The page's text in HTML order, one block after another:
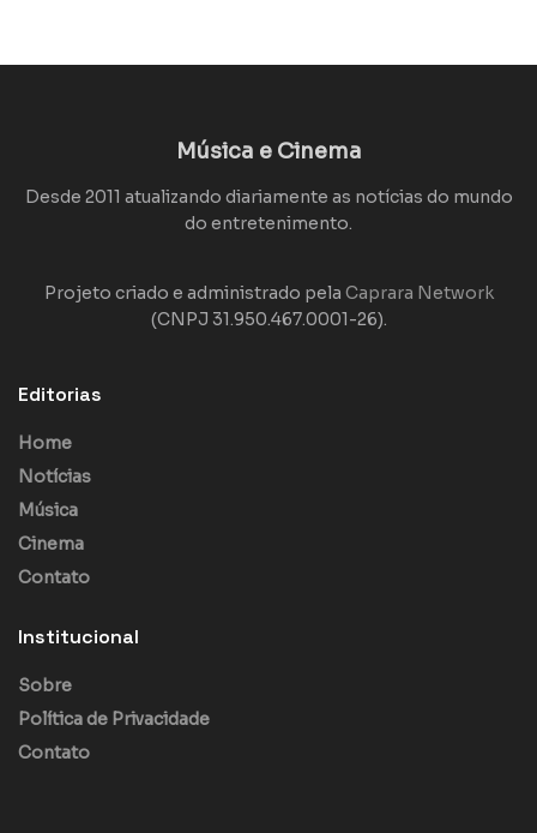
Música e Cinema
Desde 2011 atualizando diariamente as notícias do mundo
do entretenimento.
Projeto criado e administrado pela Caprara Network
(CNPJ 31.950.467.0001-26).
Editorias
Home
Notícias
Música
Cinema
Contato
Institucional
Sobre
Política de Privacidade
Contato